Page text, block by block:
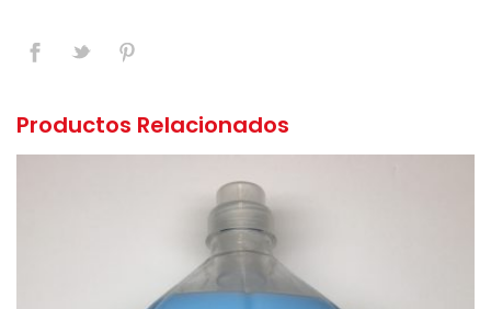
Productos Relacionados